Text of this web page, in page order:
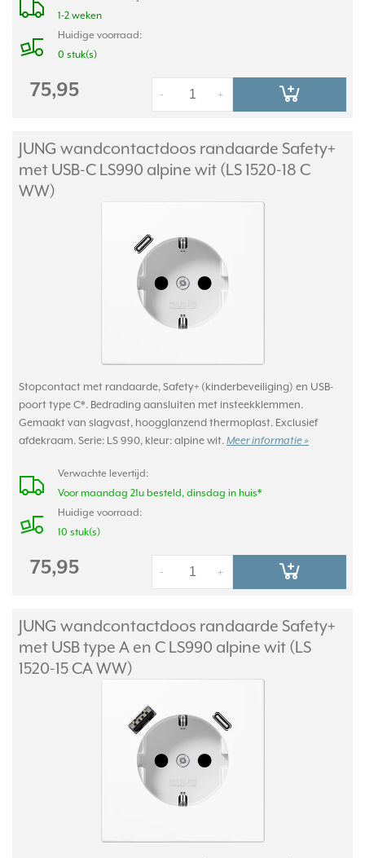
1-2 weken
Huidige voorraad:
0 stuk(s)
75,95 +
-
JUNG wandcontactdoos randaarde Safety+
met USB-C LS990 alpine wit (LS 1520-18 C
WW)
Stopcontact met randaarde, Safety+ (kinderbeveiliging) en USB-
poort type C*. Bedrading aansluiten met insteekklemmen.
Gemaakt van slagvast, hoogglanzend thermoplast. Exclusief
afdekraam. Serie: LS 990, kleur: alpine wit. Meer informatie »
Verwachte levertijd:
Voor maandag 21u besteld, dinsdag in huis*
Huidige voorraad:
10 stuk(s)
75,95 +
-
JUNG wandcontactdoos randaarde Safety+
met USB type A en C LS990 alpine wit (LS
1520-15 CA WW)